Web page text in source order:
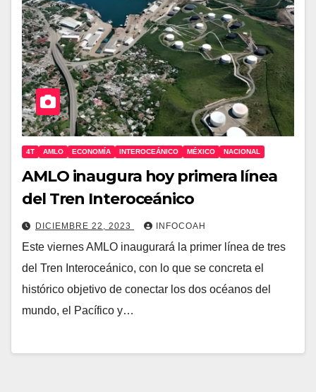
4T AMLO ECONOMÍA INTEROCEÁNICO MÉXICO NACIONAL
AMLO inaugura hoy primera línea
del Tren Interoceánico
DICIEMBRE 22, 2023 INFOCOAH
Este viernes AMLO inaugurará la primer línea de tres
del Tren Interoceánico, con lo que se concreta el
histórico objetivo de conectar los dos océanos del
mundo, el Pacífico y…